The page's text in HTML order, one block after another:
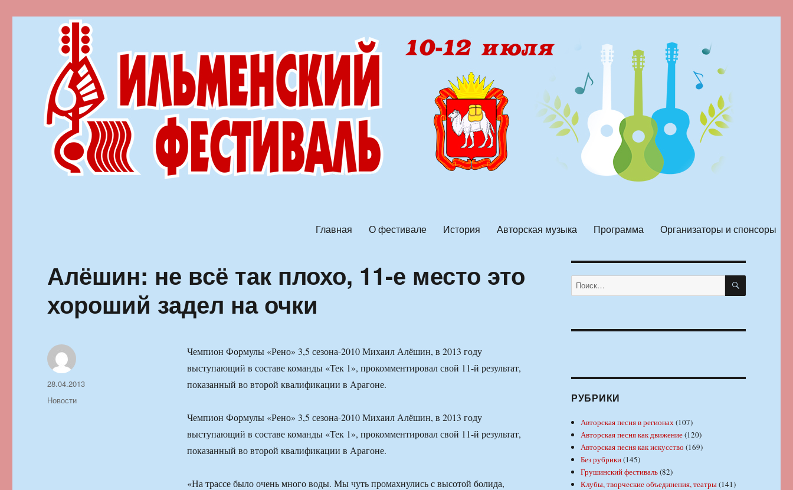
Главная О фестивале История Авторская музыка Программа Организаторы и спонсоры
Алёшин: не всё так плохо, 11-е место это
хороший задел на очки
Чемпион Формулы «Рено» 3,5 сезона-2010 Михаил Алёшин, в 2013 году
выступающий в составе команды «Тек 1», прокомментировал свой 11-й результат,
показанный во второй квалификации в Арагоне.
Чемпион Формулы «Рено» 3,5 сезона-2010 Михаил Алёшин, в 2013 году
выступающий в составе команды «Тек 1», прокомментировал свой 11-й результат,
показанный во второй квалификации в Арагоне.
«На трассе было очень много воды. Мы чуть промахнулись с высотой болида,
Автор
Опубликовано
28.04.2013
Рубрики
Новости
Искать: ПОИСК
РУБРИКИ
Авторская песня в регионах(107)
Авторская песня как движение(120)
Авторская песня как искусство (169)
Без рубрики(145)
Грушинский фестиваль(82)
Клубы, творческие объединения, театры(141)